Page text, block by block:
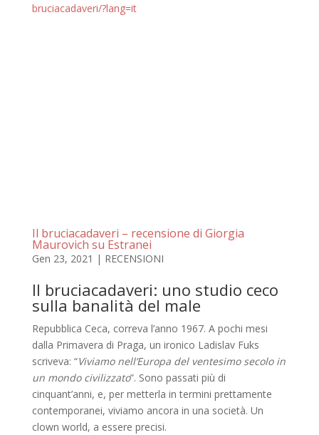
bruciacadaveri/?lang=it
Il bruciacadaveri – recensione di Giorgia
Maurovich su Estranei
Gen 23, 2021 | RECENSIONI
Il bruciacadaveri: uno studio ceco
sulla banalità del male
Repubblica Ceca, correva l’anno 1967. A pochi mesi
dalla Primavera di Praga, un ironico Ladislav Fuks
scriveva: “Viviamo nell’Europa del ventesimo secolo in
un mondo civilizzato”. Sono passati più di
cinquant’anni, e, per metterla in termini prettamente
contemporanei, viviamo ancora in una società. Un
clown world, a essere precisi.